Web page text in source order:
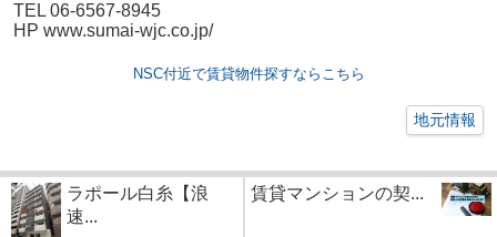
TEL 06-6567-8945
HP www.sumai-wjc.co.jp/
NSC付近で賃貸物件探すならこちら
地元情報
ラポール白糸【浪
速...
賃貸マンションの契...